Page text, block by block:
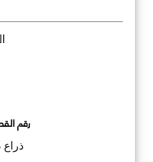
رقم